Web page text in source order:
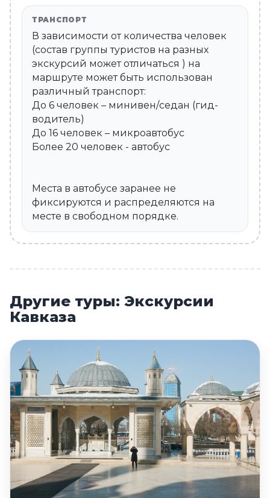
ТРАНСПОРТ
В зависимости от количества человек
(состав группы туристов на разных
экскурсий может отличаться ) на
маршруте может быть использован
различный транспорт:
До 6 человек – минивен/седан (гид-
водитель)
До 16 человек – микроавтобус
Более 20 человек - автобус
Места в автобусе заранее не
фиксируются и распределяются на
месте в свободном порядке.
Другие туры: Экскурсии
Кавказа